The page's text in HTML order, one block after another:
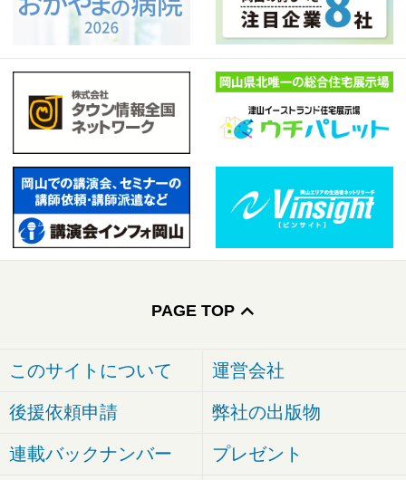
PAGE TOP
このサイトについて 運営会社
後援依頼申請 弊社の出版物
連載バックナンバー プレゼント